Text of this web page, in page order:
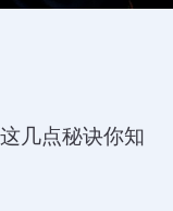
几点秘诀你知